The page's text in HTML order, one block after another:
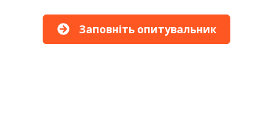
Заповніть опитувальник